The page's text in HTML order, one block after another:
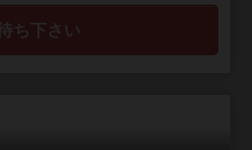
ち下さい